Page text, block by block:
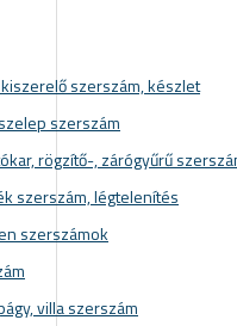
szerszám, készlet
szerszám
rögzítő-, zárógyűrű
szerszám, légtelenítés
szerszámok
villa szerszám